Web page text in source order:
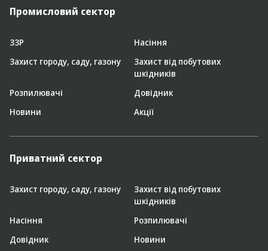
Промисловий сектор
ЗЗР
Насіння
Захист городу, саду, газону
Захист від побутових
шкідників
Розпилювачі
Довідник
Новини
Акції
Приватний сектор
Захист городу, саду, газону
Захист від побутових
шкідників
Насіння
Розпилювачі
Довідник
Новини